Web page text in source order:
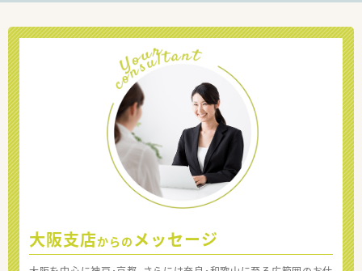
大阪支店からの メッセージ